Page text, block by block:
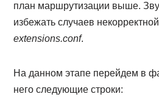
план маршрутизации выше.
избежать случаев
extensions.conf.
На данном этапе перейдем в
него следующие строки: